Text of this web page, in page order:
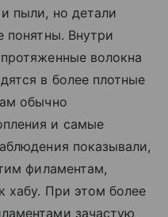
пыли, но детали
понятны. Внутри
волокна
в более плотные
обычно
и самые
показывали,
филаментам,
хабу. При этом более
зачастую